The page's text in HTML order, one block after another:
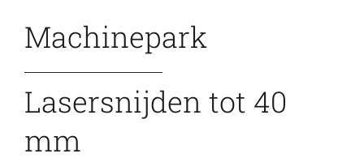
Machinepark
Lasersnijden tot 40
mm